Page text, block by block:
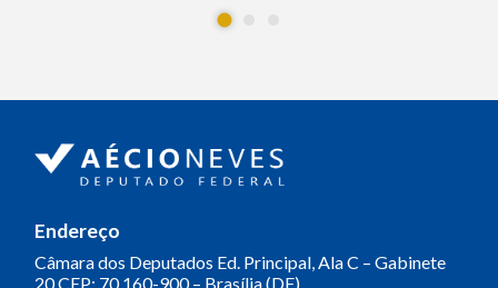
Endereço
Câmara dos Deputados Ed. Principal, Ala C – Gabinete
20CEP: 70.160-900 – Brasília (DF)